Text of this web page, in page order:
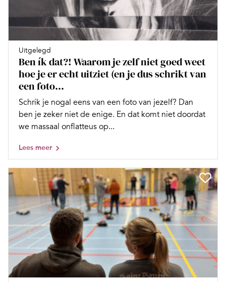
Uitgelegd
Ben ík dat?! Waarom je zelf niet goed weet
hoe je er echt uitziet (en je dus schrikt van
een foto...
Schrik je nogal eens van een foto van jezelf? Dan
ben je zeker niet de enige. En dat komt niet doordat
we massaal onflatteus op...
Lees meer